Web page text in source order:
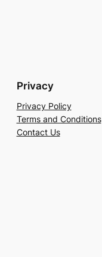
Privacy
Privacy Policy
Terms and Conditions
Contact Us